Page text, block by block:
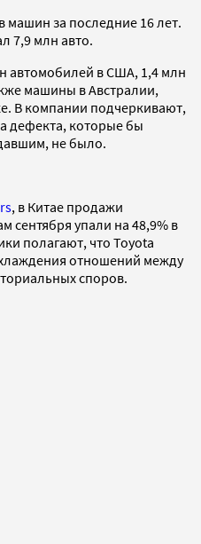
за последние 16 лет.
7,9 млн авто.
автомобилей в США, 1,4 млн
машины в Австралии,
В компании подчеркивают,
дефекта, которые бы
не было.
, в Китае продажи
сентября упали на 48,9% в
полагают, что Toyota
отношений между
споров.